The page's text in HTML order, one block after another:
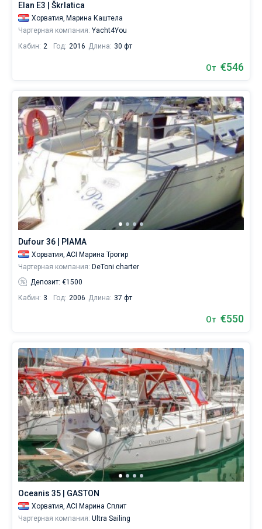
Elan E3 | Škrlatica
Хорватия, Марина Каштела
Чартерная компания: Yacht4You
Кабин: 2 Год: 2016 Длина: 30 фт
От €546
Dufour 36 | PIAMA
Хорватия, ACI Марина Трогир
Чартерная компания: DeToni charter
Депозит: €1500
Кабин: 3 Год: 2006 Длина: 37 фт
От €550
Oceanis 35 | GASTON
Хорватия, ACI Марина Сплит
Чартерная компания: Ultra Sailing